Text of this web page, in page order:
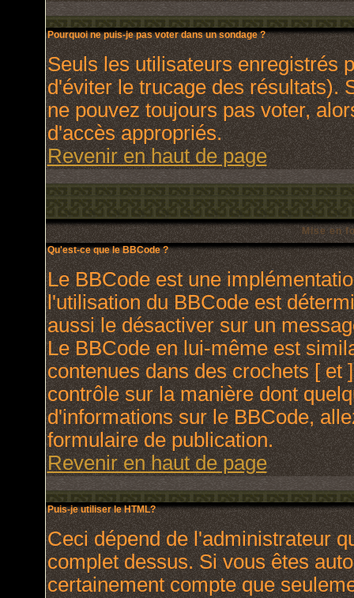
Pourquoi ne puis-je pas voter dans un sondage ?
Seuls les utilisateurs enregistrés
d'éviter le trucage des résultats).
ne pouvez toujours pas voter,
d'accès appropriés.
Revenir en haut de page
Mise en
Qu'est-ce que le BBCode ?
Le BBCode est une
l'utilisation du BBCode est
aussi le désactiver sur un
Le BBCode en lui-même est
contenues dans des crochets [ et
contrôle sur la manière dont
d'informations sur le BBCode,
formulaire de publication.
Revenir en haut de page
Puis-je utiliser le HTML?
Ceci dépend de l'administrateur
complet dessus. Si vous êtes
certainement compte que